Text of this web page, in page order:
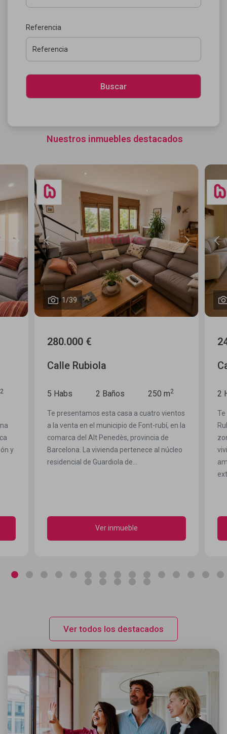
Referencia
Nuestros inmuebles destacados
m
rubí, en la
de
núcleo
1/41
240.000 €
Calle Zamora
2 Habs 2 Baños 122 m
Te presentamos este dúplex en venta en
Rubí, ubicado en una finca pequeña, en una
zona tranquila y bien comunicada. Una
vivienda ideal para quienes buscan
amplitud, comodidad y espacios
Ver inmueble
Ver todos los destacados